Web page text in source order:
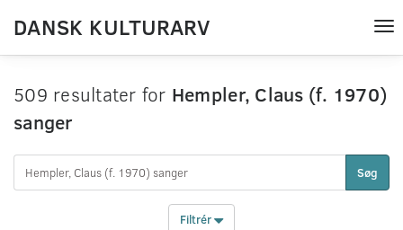
DANSK KULTURARV
509 resultater for Hempler, Claus (f. 1970)
sanger
Søg
Filtrér